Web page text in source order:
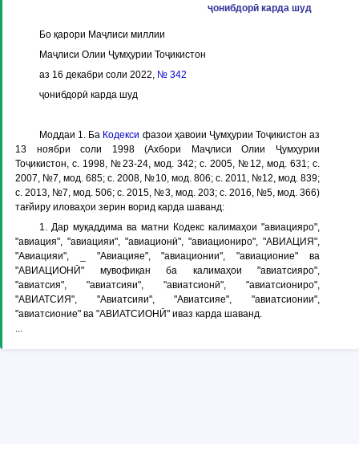
ҷонибдорӣ карда шуд
Бо қарори Маҷлиси миллии
Маҷлиси Олии Ҷумҳурии Тоҷикистон
аз 16 декабри соли 2022, № 342
ҷонибдорӣ карда шуд
Моддаи 1. Ба Кодекси фазои ҳавоии Ҷумҳурии Тоҷикистон аз
13 ноябри соли 1998 (Ахбори Маҷлиси Олии Ҷумҳурии
Тоҷикистон, с. 1998, №23-24, мод. 342; с. 2005, №12, мод. 631; с.
2007, №7, мод. 685; с. 2008, №10, мод. 806; с. 2011, №12, мод. 839;
с. 2013, №7, мод. 506; с. 2015, №3, мод. 203; с. 2016, №5, мод. 366)
тағйиру иловаҳои зерин ворид карда шаванд:
1. Дар муқаддима ва матни Кодекс калимаҳои "авиацияро",
"авиация", "авиацияи", "авиационӣ", "авиациониро", "АВИАЦИЯ",
"Авиацияи", _ "Авиацияе", "авиационии", "авиационие" ва
"АВИАЦИОНӢ" мувофиқан ба калимаҳои "авиатсияро",
"авиатсия", "авиатсияи", "авиатсионӣ", "авиатсиониро",
"АВИАТСИЯ", "Авиатсияи", "Авиатсияе", "авиатсионии",
"авиатсионие" ва "АВИАТСИОНӢ" иваз карда шаванд.
...